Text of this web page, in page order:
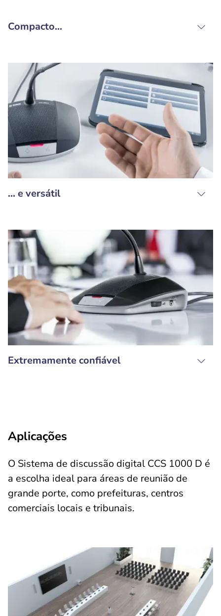
Compacto...
... e versátil
Extremamente confiável
Aplicações
O Sistema de discussão digital CCS 1000 D é
a escolha ideal para áreas de reunião de
grande porte, como prefeituras, centros
comerciais locais e tribunais.